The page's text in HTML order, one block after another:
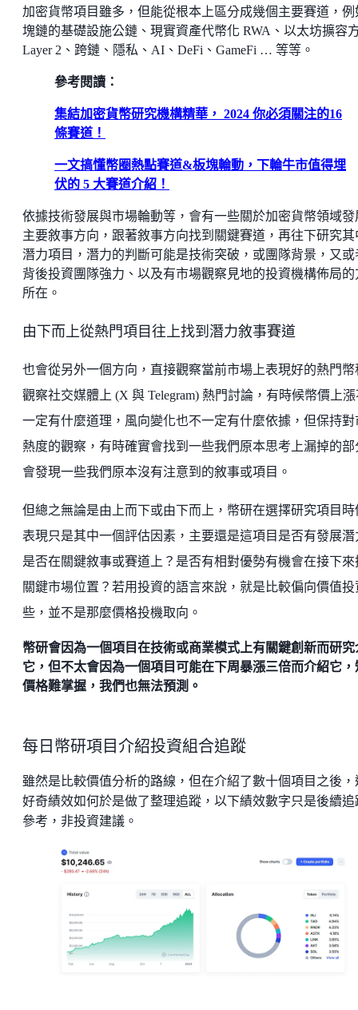
加密貨幣項目雖多，但能從根本上區分成幾個主要賽道，例
塊鏈的基礎設施公鏈、現實資產代幣化 RWA、以太坊擴容
Layer 2、跨鏈、隱私、AI、DeFi、GameFi … 等等。
參考閱讀：
集結加密貨幣研究機構精華， 2024 你必須關注的16
條賽道！
一文搞懂幣圈熱點賽道&板塊輪動，下輪牛市值得埋
伏的 5 大賽道介紹！
依據技術發展與市場輪動等，會有一些關於加密貨幣領域發
主要敘事方向，跟著敘事方向找到關鍵賽道，再往下研究其
潛力項目，潛力的判斷可能是技術突破，或團隊背景，又或
背後投資團隊強力、以及有市場觀察見地的投資機構佈局的
所在。
由下而上從熱門項目往上找到潛力敘事賽道
也會從另外一個方向，直接觀察當前市場上表現好的熱門幣
觀察社交媒體上 (X 與 Telegram) 熱門討論，有時候幣價上
一定有什麼道理，風向變化也不一定有什麼依據，但保持對
熱度的觀察，有時確實會找到一些我們原本思考上漏掉的部
會發現一些我們原本沒有注意到的敘事或項目。
但總之無論是由上而下或由下而上，幣研在選擇研究項目時
表現只是其中一個評估因素，主要還是這項目是否有發展潛
是否在關鍵敘事或賽道上？是否有相對優勢有機會在接下來
關鍵市場位置？若用投資的語言來說，就是比較偏向價值投
些，並不是那麼價格投機取向。
幣研會因為一個項目在技術或商業模式上有關鍵創新而研究
它，但不太會因為一個項目可能在下周暴漲三倍而介紹它，
價格難掌握，我們也無法預測。
每日幣研項目介紹投資組合追蹤
雖然是比較價值分析的路線，但在介紹了數十個項目之後，
好奇績效如何於是做了整理追蹤，以下績效數字只是後續追
參考，非投資建議。